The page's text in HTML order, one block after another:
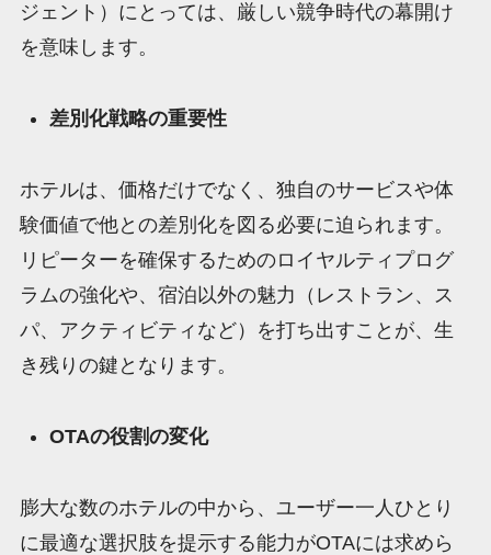
ジェント）にとっては、厳しい競争時代の幕開け
を意味します。
差別化戦略の重要性
ホテルは、価格だけでなく、独自のサービスや体
験価値で他との差別化を図る必要に迫られます。
リピーターを確保するためのロイヤルティプログ
ラムの強化や、宿泊以外の魅力（レストラン、ス
パ、アクティビティなど）を打ち出すことが、生
き残りの鍵となります。
OTAの役割の変化
膨大な数のホテルの中から、ユーザー一人ひとり
に最適な選択肢を提示する能力がOTAには求めら